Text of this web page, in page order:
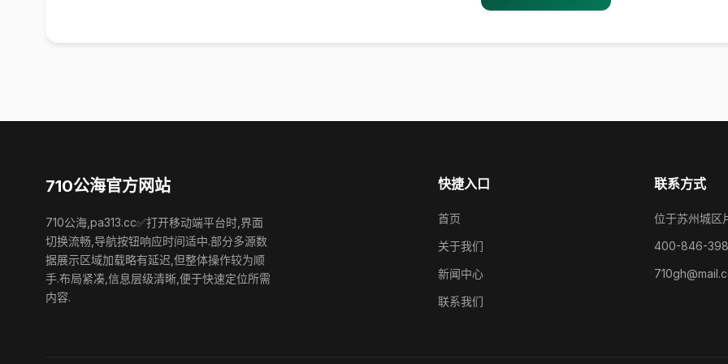
710公海官方网站
710公海,pa313.cc✅打开移动端平台时,界面
切换流畅,导航按钮响应时间适中.部分多源数
据展示区域加载略有延迟,但整体操作较为顺
手.布局紧凑,信息层级清晰,便于快速定位所需
内容.
快捷入口
首页
关于我们
新闻中心
联系我们
联系方式
位于苏州城区
400-846-